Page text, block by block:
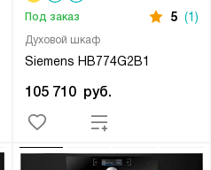
Духовой шкаф
Siemens HB774G2B1
Под заказ 5 (1)
105 710 руб.